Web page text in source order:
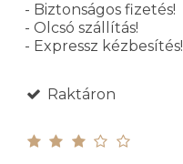
- Biztonságos fizetés!
- Olcsó szállítás!
- Expressz kézbesítés!
Raktáron